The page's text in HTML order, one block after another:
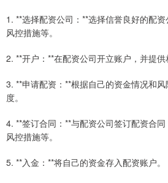
1. **选择配资公司：**选择信誉良好的配资
风控措施等。
2. **开户：**在配资公司开立账户，并提供
3. **申请配资：**根据自己的资金情况和
度。
4. **签订合同：**与配资公司签订配资合同
风控措施等。
5. **入金：**将自己的资金存入配资账户。